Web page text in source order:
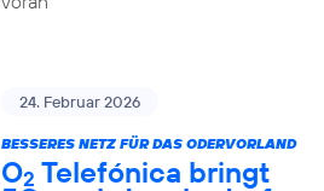
24. Februar 2026
BESSERES NETZ FÜR DAS ODERVORLAND
O2 Telefónica bringt